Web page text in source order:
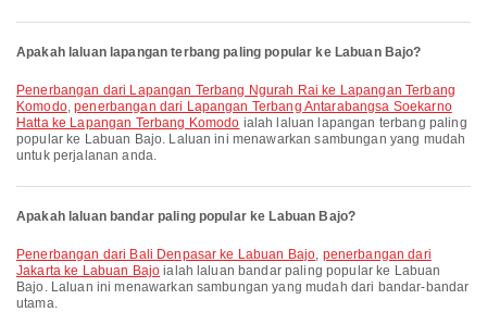
Apakah laluan lapangan terbang paling popular ke Labuan Bajo?
penerbangan dari Lapangan Terbang Ngurah Rai ke Lapangan Terbang
Komodo,penerbangan dari Lapangan Terbang Antarabangsa Soekarno
Hatta ke Lapangan Terbang Komodo ialah laluan lapangan terbang paling
popular ke Labuan Bajo. Laluan ini menawarkan sambungan yang mudah
untuk perjalanan anda.
Apakah laluan bandar paling popular ke Labuan Bajo?
penerbangan dari Bali Denpasar ke Labuan Bajo, penerbangan dari
Jakarta ke Labuan Bajo ialah laluan bandar paling popular ke Labuan
Bajo. Laluan ini menawarkan sambungan yang mudah dari bandar-bandar
utama.